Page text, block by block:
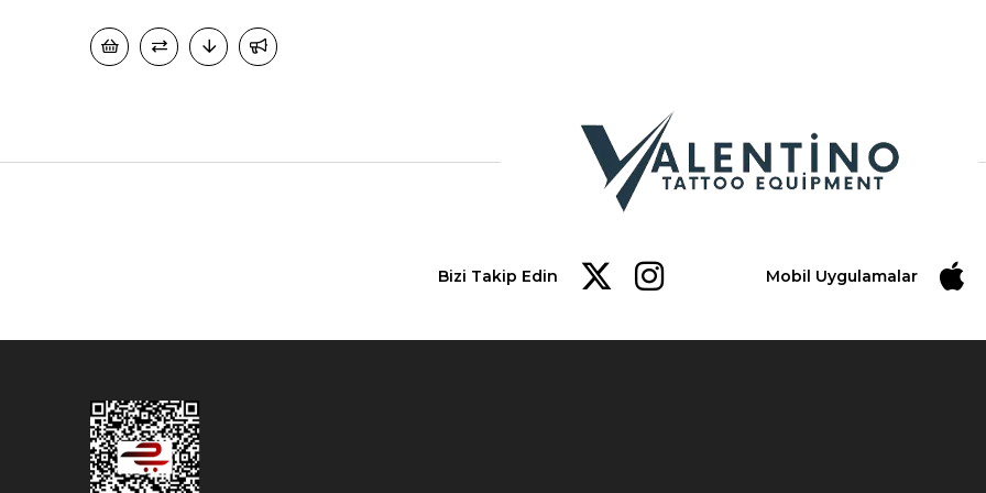
Bizi Takip Edin Mobil Uygulamalar